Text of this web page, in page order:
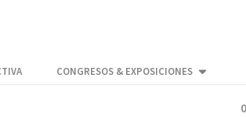
CONGRESOS & EXPOSICIONES